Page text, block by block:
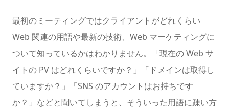
最初のミーティングではクライアントがどれくらい
Web 関連の用語や最新の技術、Web マーケティングに
ついて知っているかはわかりません。「現在の Web サ
イトの PV はどれくらいですか？」「ドメインは取得し
ていますか？」「SNS のアカウントはお持ちです
か？」などと聞いてしまうと、そういった用語に疎い方